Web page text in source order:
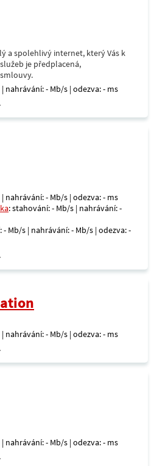
a spolehlivý internet, který Vás k
je předplacená,
nahrávání: - Mb/s | odezva: - ms
nahrávání: - Mb/s | odezva: - ms
: stahování: - Mb/s | nahrávání: -
- Mb/s | nahrávání: - Mb/s | odezva: -
nahrávání: - Mb/s | odezva: - ms
nahrávání: - Mb/s | odezva: - ms